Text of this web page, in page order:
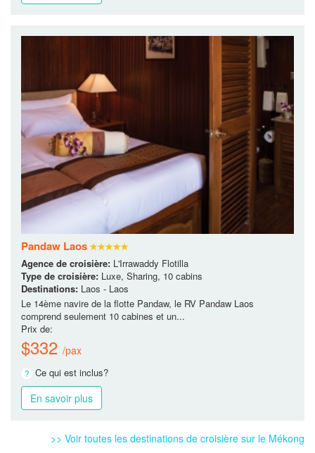
Pandaw Laos
Agence de croisière: L'Irrawaddy Flotilla
Type de croisière: Luxe, Sharing, 10 cabins
Destinations: Laos - Laos
Le 14ème navire de la flotte Pandaw, le RV Pandaw Laos
comprend seulement 10 cabines et un...
Prix de:
$332 /pax
Ce qui est inclus?
En savoir plus
>> Voir toutes les destinations de croisière sur le Mékong